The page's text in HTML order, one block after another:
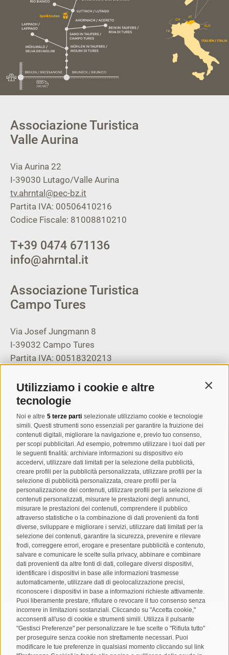
Utilizziamo i cookie e altre
tecnologie
Noi e altre 5 terze parti selezionate utilizziamo cookie e tecnologie
simili. Questi strumenti sono essenziali per garantire la fruizione dei
contenuti digitali, migliorare la navigazione e, previo tuo consenso,
per scopi pubblicitari. Ad esempio, potremmo utilizzare i tuoi dati per
le seguenti finalità: archiviare informazioni su dispositivo e/o
accedervi, utilizzare dati limitati per la selezione della pubblicità,
creare profili per la pubblicità personalizzata, utilizzare profili per la
selezione di pubblicità personalizzata, creare profili per la
personalizzazione dei contenuti, utilizzare profili per la selezione di
contenuti personalizzati, misurare le prestazioni degli annunci,
misurare le prestazioni dei contenuti, comprendere il pubblico
attraverso statistiche o la combinazione di dati provenienti da fonti
diverse, sviluppare e migliorare i servizi, utilizzare dati limitati per la
selezione dei contenuti, garantire la sicurezza, prevenire e rilevare
frodi, correggere errori, erogare e presentare pubblicità e contenuto,
salvare e comunicare le scelte sulla privacy, abbinare e combinare
dati provenienti da altre fonti di dati, collegare diversi dispositivi,
identificare i dispositivi in base alle informazioni trasmesse
automaticamente, utilizzare dati di geolocalizzazione precisi,
riconoscere i dispositivi in base a informazioni richieste attivamente.
Puoi liberamente prestare, rifiutare o revocare il tuo consenso senza
incorrere in limitazioni sostanziali. Cliccando su "Accetta cookie,"
acconsenti all'uso di cookie e strumenti simili. Utilizza il pulsante
"Gestisci Preferenze" per personalizzare le tue scelte o "Rifiuta tutto"
per proseguire senza cookie non strettamente necessari. Puoi
modificare le tue preferenze in qualsiasi momento cliccando sul link
Associazione Turistica
Valle Aurina
Via Aurina 22
I-39030 Lutago/Valle Aurina
tv.ahrntal@pec-bz.it
Partita IVA: 00506410216
Codice Fiscale: 81008810210
T+39 0474 671136
info@ahrntal.it
Associazione Turistica
Campo Tures
Via Josef Jungmann 8
I-39032 Campo Tures
Partita IVA: 00518320213
T+39 0474 678076
info@taufers.com
Registrazione Newsletter
Letto e compreso laprivacy policy, autorizzo il Titolare al
trattamento dei dati personali
ABBONARSI
Mappa del sito • Credits • Cookie Policy • Privacy •